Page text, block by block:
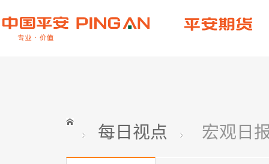
每日视点 宏观日